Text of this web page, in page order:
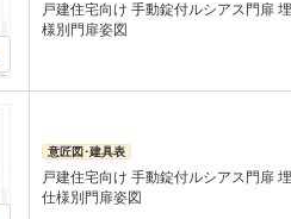
戸建住宅向け 手動錠付ルシアス門扉
様別門扉姿図
意匠図･建具表
戸建住宅向け 手動錠付ルシアス門扉
仕様別門扉姿図